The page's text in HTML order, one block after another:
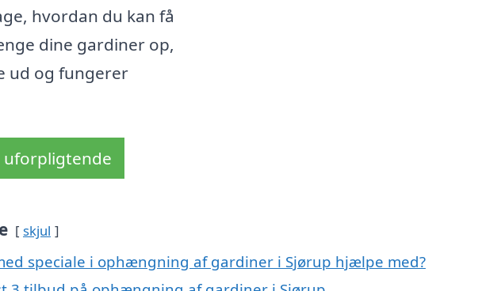
hvordan du kan få
dine gardiner op,
ud og fungerer
uforpligtende
skjul
speciale i ophængning af gardiner i Sjørup hjælpe med?